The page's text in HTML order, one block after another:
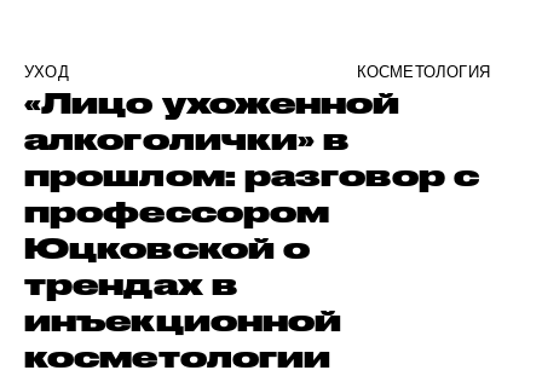
УХОД КОСМЕТОЛОГИЯ
«Лицо ухоженной
алкоголички» в
прошлом: разговор с
профессором
Юцковской о
трендах в
инъекционной
косметологии